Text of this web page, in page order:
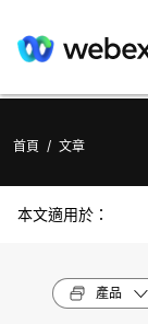
首頁 / 文章
本文適用於：
產品